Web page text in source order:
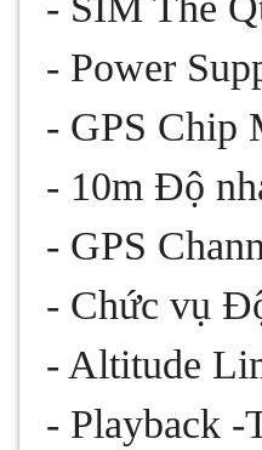
- Power
- GPS Chip
- 10m Độ
- GPS
- Chức vụ
- Altitude
- Playback -